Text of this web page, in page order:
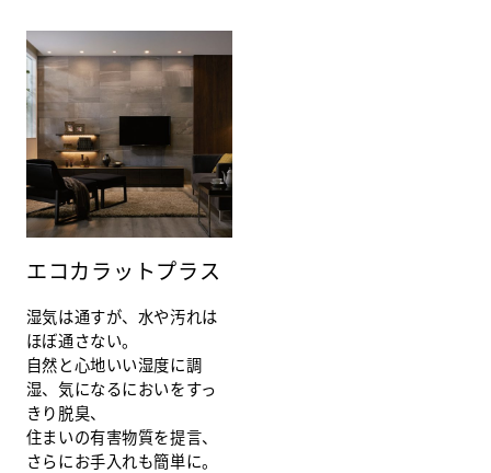
エコカラットプラス
湿気は通すが、水や汚れは
ほぼ通さない。
自然と心地いい湿度に調
湿、気になるにおいをすっ
きり脱臭、
住まいの有害物質を提言、
さらにお手入れも簡単に。